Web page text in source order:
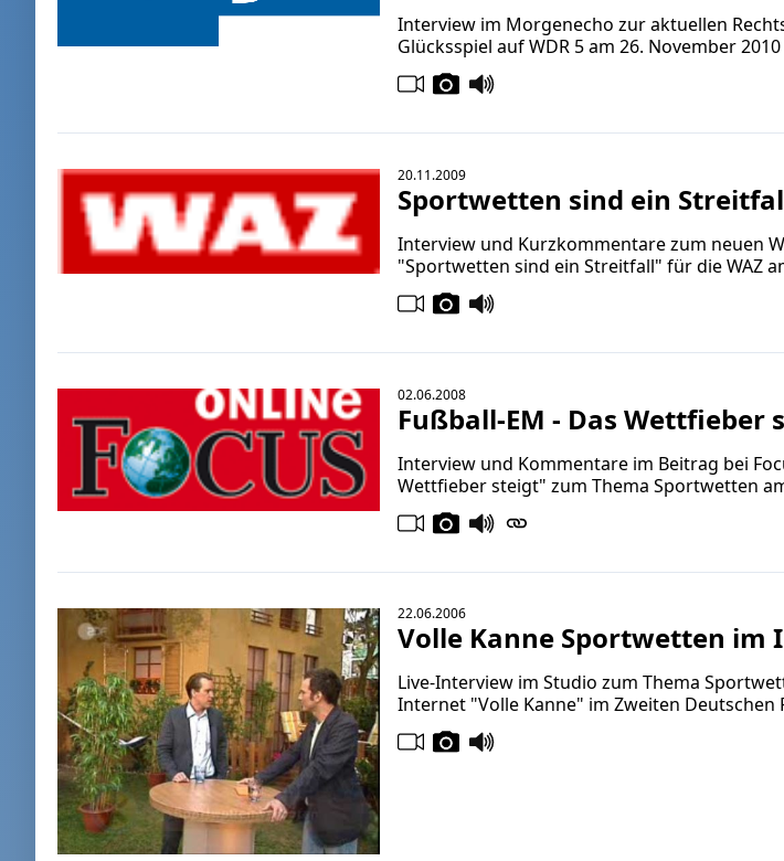
Interview im Morgenecho zur aktuellen
Glücksspiel auf WDR 5 am 26. November 2010
20.11.2009
Sportwetten sind ein
Interview und Kurzkommentare zum neuen
"Sportwetten sind ein Streitfall" für die WAZ
02.06.2008
Fußball-EM - Das Wettfieber
Interview und Kommentare im Beitrag bei
Wettfieber steigt" zum Thema Sportwetten
22.06.2006
Volle Kanne Sportwetten im
Live-Interview im Studio zum Thema
Internet "Volle Kanne" im Zweiten Deutschen